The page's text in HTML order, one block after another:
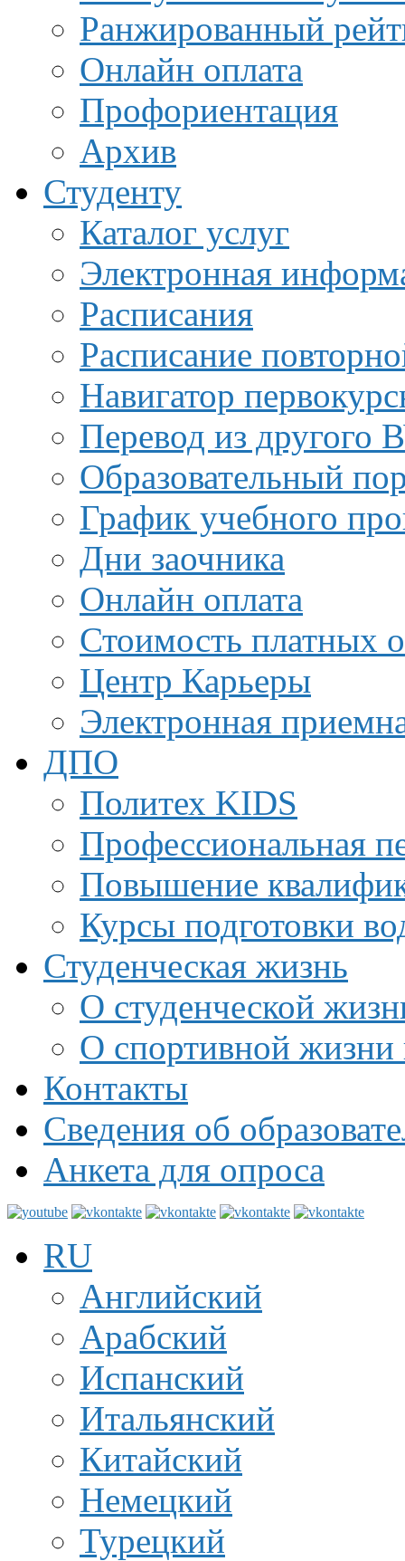
Ранжированный
Онлайн оплата
Профориентация
Архив
Студенту
Каталог услуг
Электронная
Расписания
Расписание
Навигатор
Перевод из другого
Образовательный
График учебного
Дни заочника
Онлайн оплата
Стоимость платных
Центр Карьеры
Электронная
ДПО
Политех KIDS
Профессиональная
Повышение
Курсы подготовки
Студенческая жизнь
О студенческой
О спортивной жизни
Контакты
Сведения об
Анкета для опроса
RU
Английский
Арабский
Испанский
Итальянский
Китайский
Немецкий
Турецкий